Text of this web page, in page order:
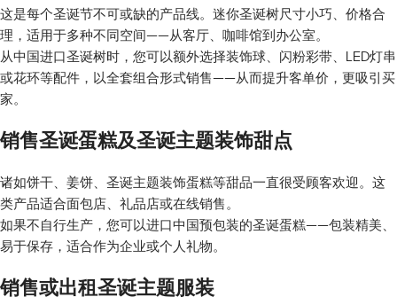
这是每个圣诞节不可或缺的产品线。迷你圣诞树尺寸小巧、价格合
理，适用于多种不同空间——从客厅、咖啡馆到办公室。
从中国进口圣诞树时，您可以额外选择装饰球、闪粉彩带、LED灯串
或花环等配件，以全套组合形式销售——从而提升客单价，更吸引买
家。
销售圣诞蛋糕及圣诞主题装饰甜点
诸如饼干、姜饼、圣诞主题装饰蛋糕等甜品一直很受顾客欢迎。这
类产品适合面包店、礼品店或在线销售。
如果不自行生产，您可以进口中国预包装的圣诞蛋糕——包装精美、
易于保存，适合作为企业或个人礼物。
销售或出租圣诞主题服装